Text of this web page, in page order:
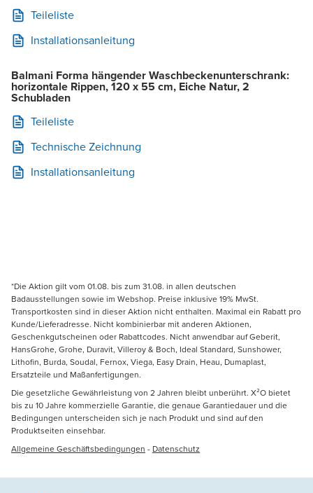
Teileliste
Installationsanleitung
Balmani Forma hängender Waschbeckenunterschrank:
horizontale Rippen, 120 x 55 cm, Eiche Natur, 2
Schubladen
Teileliste
Technische Zeichnung
Installationsanleitung
*Die Aktion gilt vom 01.08. bis zum 31.08. in allen deutschen
Badausstellungen sowie im Webshop. Preise inklusive 19% MwSt.
Transportkosten sind in dieser Aktion nicht enthalten. Maximal ein Rabatt pro
Kunde/Lieferadresse. Nicht kombinierbar mit anderen Aktionen,
Geschenkgutscheinen oder Rabattcodes. Nicht anwendbar auf Geberit,
HansGrohe, Grohe, Duravit, Villeroy & Boch, Ideal Standard, Sunshower,
Lithofin, Burda, Soudal, Fernox, Viega, Easy Drain, Heau, Dumaplast,
Ersatzteile und Maßanfertigungen.
Die gesetzliche Gewährleistung von 2 Jahren bleibt unberührt. X²O bietet
bis zu 10 Jahre kommerzielle Garantie, die genaue Garantiedauer und die
Bedingungen unterscheiden sich je nach Produkt und sind auf den
Produktseiten einsehbar.
Allgemeine Geschäftsbedingungen - Datenschutz